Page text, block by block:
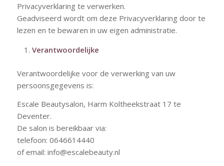
Privacyverklaring te verwerken.
Geadviseerd wordt om deze Privacyverklaring door te
lezen en te bewaren in uw eigen administratie.
Verantwoordelijke
Verantwoordelijke voor de verwerking van uw
persoonsgegevens is:
Escale Beautysalon, Harm Koltheekstraat 17 te
Deventer.
De salon is bereikbaar via:
telefoon: 0646614440
of email: info@escalebeauty.nl